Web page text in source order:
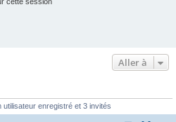
Aller à
enregistré et 3 invités